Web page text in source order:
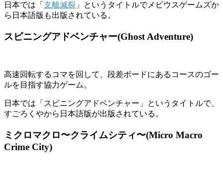
日本では「 支離滅裂 」というタイトルでメビウスゲームズか
ら日本語版も出版されている。
スピニングアドベンチャー(Ghost Adventure)
高速回転するコマを回して、段差ボードにあるコースのゴー
ルを目指す協力ゲーム。
日本では「スピニングアドベンチャー」というタイトルで、
すごろくやから日本語版が出版されている。
ミクロマクロ〜クライムシティ〜(Micro Macro
Crime City)